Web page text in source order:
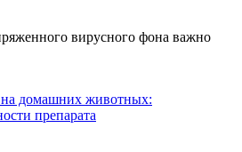
вирусного фона важно
домашних животных:
препарата